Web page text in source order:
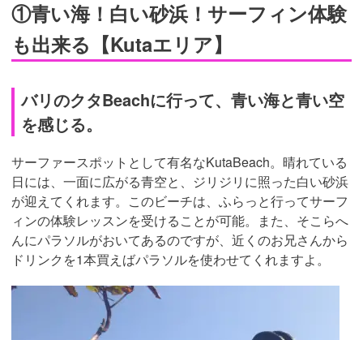
①青い海！白い砂浜！サーフィン体験
も出来る【Kutaエリア】
バリのクタBeachに行って、青い海と青い空
を感じる。
サーファースポットとして有名なKutaBeach。晴れている
日には、一面に広がる青空と、ジリジリに照った白い砂浜
が迎えてくれます。このビーチは、ふらっと行ってサーフ
ィンの体験レッスンを受けることが可能。また、そこらへ
んにパラソルがおいてあるのですが、近くのお兄さんから
ドリンクを1本買えばパラソルを使わせてくれますよ。